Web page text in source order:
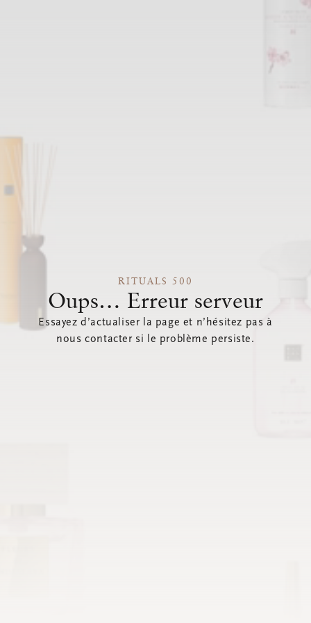
RITUALS 500
Oups… Erreur serveur
Essayez d’actualiser la page et n’hésitez pas à
nous contacter si le problème persiste.